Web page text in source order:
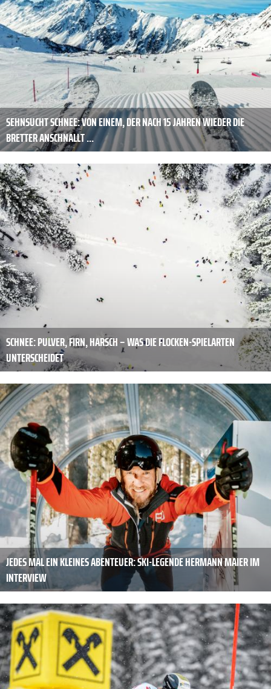
SEHNSUCHT SCHNEE: VON EINEM, DER NACH 15 JAHREN WIEDER DIE
BRETTER ANSCHNALLT ...
SCHNEE: PULVER, FIRN, HARSCH – WAS DIE FLOCKEN-SPIELARTEN
UNTERSCHEIDET
JEDES MAL EIN KLEINES ABENTEUER: SKI-LEGENDE HERMANN MAIER IM
INTERVIEW